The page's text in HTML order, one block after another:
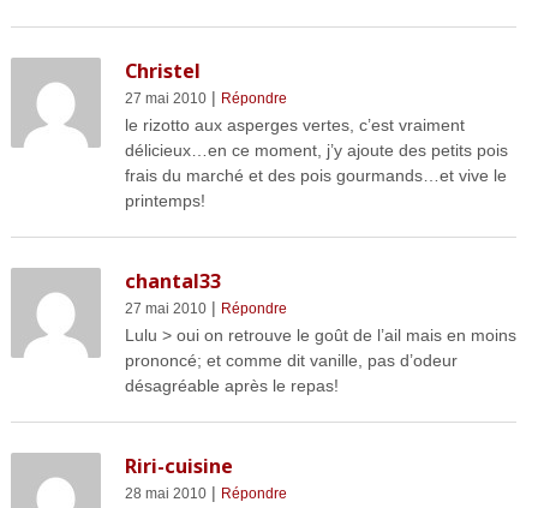
Christel
27 mai 2010| Répondre
le rizotto aux asperges vertes, c’est vraiment
délicieux…en ce moment, j’y ajoute des petits pois
frais du marché et des pois gourmands…et vive le
printemps!
chantal33
27 mai 2010| Répondre
Lulu > oui on retrouve le goût de l’ail mais en moins
prononcé; et comme dit vanille, pas d’odeur
désagréable après le repas!
Riri-cuisine
28 mai 2010| Répondre